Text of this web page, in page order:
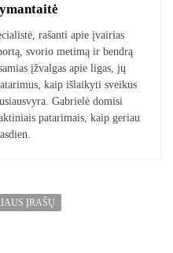
rašanti apie įvairias
svorio metimą ir bendrą
įžvalgas apie ligas, jų
kaip išlaikyti sveikus
Gabrielė domisi
patarimais, kaip geriau
ĮRAŠŲ